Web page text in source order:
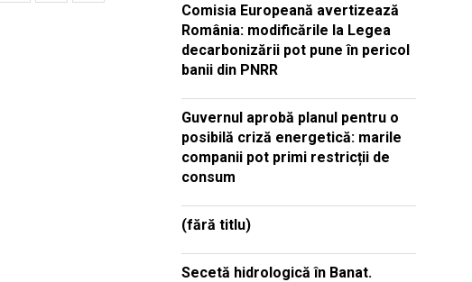
Comisia Europeană avertizează
România: modificările la Legea
decarbonizării pot pune în pericol
banii din PNRR
Guvernul aprobă planul pentru o
posibilă criză energetică: marile
companii pot primi restricții de
consum
(fără titlu)
Secetă hidrologică în Banat.